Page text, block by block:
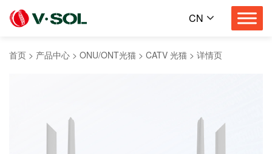
CN
首页 > 产品中心 > ONU/ONT光猫 > CATV 光猫 > 详情页